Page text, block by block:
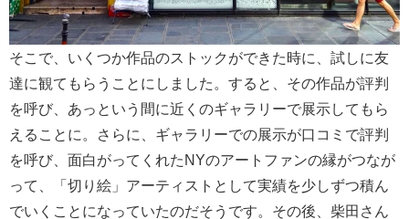
そこで、いくつか作品のストックができた時に、試しに友
達に観てもらうことにしました。すると、その作品が評判
を呼び、あっという間に近くのギャラリーで展示してもら
えることに。さらに、ギャラリーでの展示が口コミで評判
を呼び、面白がってくれたNYのアートファンの縁がつなが
って、「切り絵」アーティストとして実績を少しずつ積ん
でいくことになっていたのだそうです。その後、柴田さん